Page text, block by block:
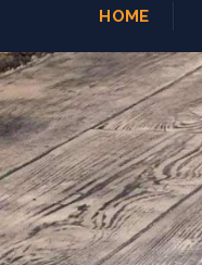
HOME